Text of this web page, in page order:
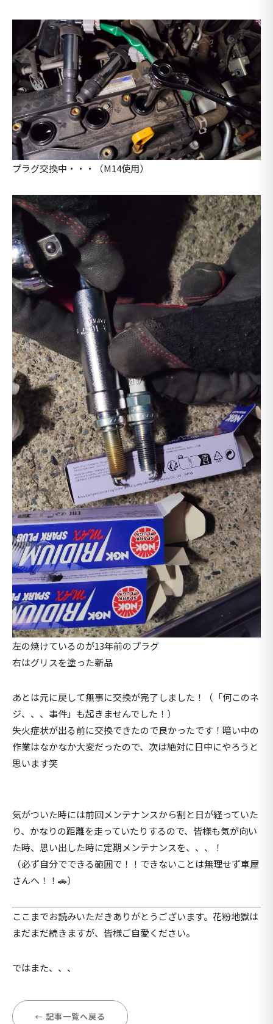
プラグ交換中・・・（M14使用）
左の焼けているのが13年前のプラグ
右はグリスを塗った新品
あとは元に戻して無事に交換が完了しました！（「何このネ
ジ、、、事件」も起きませんでした！）
失火症状が出る前に交換できたので良かったです！暗い中の
作業はなかなか大変だったので、次は絶対に日中にやろうと
思います笑
気がついた時には前回メンテナンスから割と日が経っていた
り、かなりの距離を走っていたりするので、皆様も気が向い
た時、思い出した時に定期メンテナンスを、、、！
（必ず自分でできる範囲で！！できないことは無理せず車屋
さんへ！！🚗）
ここまでお読みいただきありがとうございます。花粉地獄は
まだまだ続きますが、皆様ご自愛ください。
ではまた、、、
← 記事一覧へ戻る